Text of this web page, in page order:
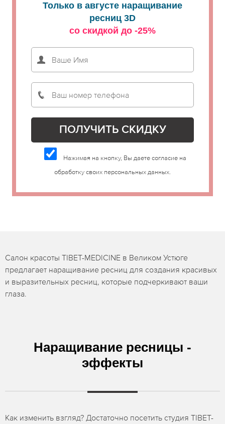
Только в августе наращивание
ресниц 3D
со скидкой до -25%
Нажимая на кнопку, Вы даете согласие на
обработку своих персональных данных.
Салон красоты TIBET-MEDICINE в Великом Устюге
предлагает наращивание ресниц для создания красивых
и выразительных ресниц, которые подчеркивают ваши
глаза.
Наращивание ресницы -
эффекты
Как изменить взгляд? Достаточно посетить студия TIBET-